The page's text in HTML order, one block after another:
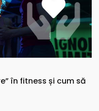
în fitness și cum să